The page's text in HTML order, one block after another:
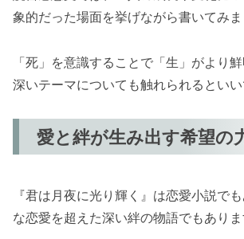
象的だった場面を挙げながら書いてみま
「死」を意識することで「生」がより鮮
深いテーマについても触れられるといい
愛と絆が生み出す希望の
『君は月夜に光り輝く』は恋愛小説で
な恋愛を超えた深い絆の物語でもありま